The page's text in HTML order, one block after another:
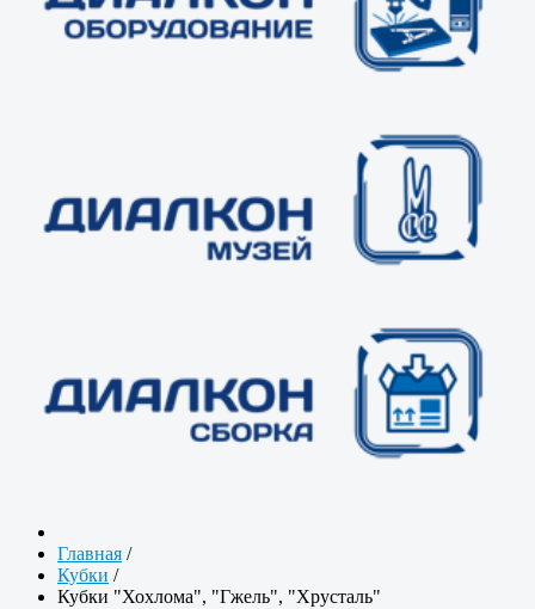
Главная /
Кубки /
Кубки "Хохлома", "Гжель", "Хрусталь"